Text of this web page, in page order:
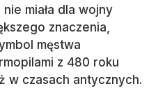
miała dla wojny
znaczenia,
męstwa
z 480 roku
w czasach antycznych.